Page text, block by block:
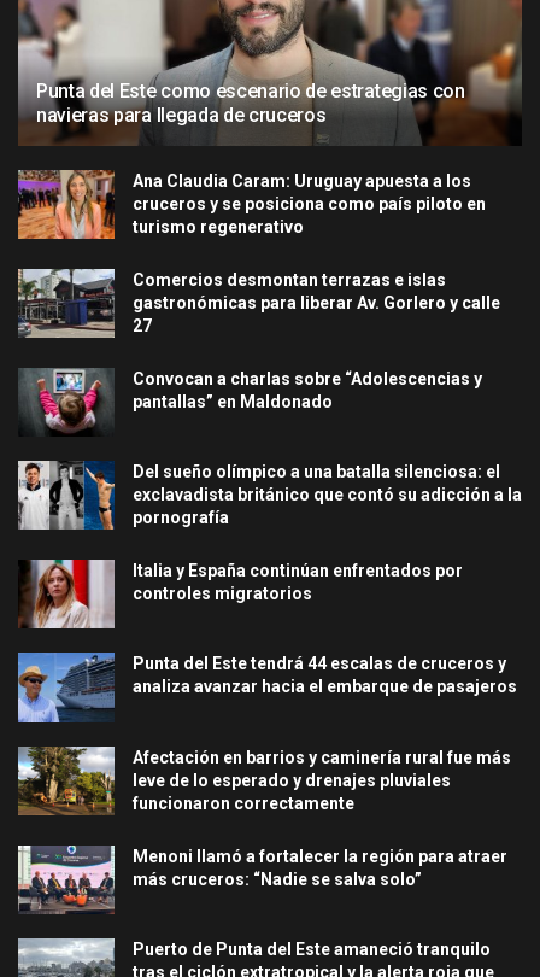
Punta del Este como escenario de estrategias con
navieras para llegada de cruceros
Ana Claudia Caram: Uruguay apuesta a los
cruceros y se posiciona como país piloto en
turismo regenerativo
Comercios desmontan terrazas e islas
gastronómicas para liberar Av. Gorlero y calle
27
Convocan a charlas sobre “Adolescencias y
pantallas” en Maldonado
Del sueño olímpico a una batalla silenciosa: el
exclavadista británico que contó su adicción a la
pornografía
Italia y España continúan enfrentados por
controles migratorios
Punta del Este tendrá 44 escalas de cruceros y
analiza avanzar hacia el embarque de pasajeros
Afectación en barrios y caminería rural fue más
leve de lo esperado y drenajes pluviales
funcionaron correctamente
Menoni llamó a fortalecer la región para atraer
más cruceros: “Nadie se salva solo”
Puerto de Punta del Este amaneció tranquilo
tras el ciclón extratropical y la alerta roja que